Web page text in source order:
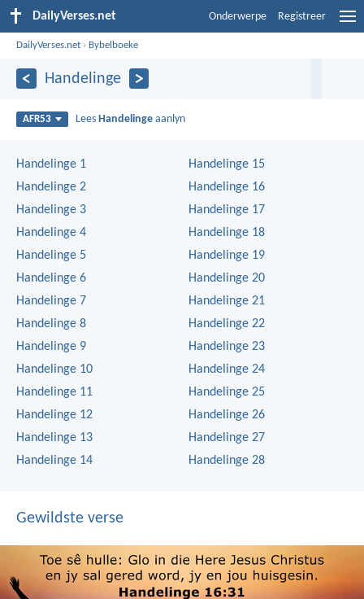
DailyVerses.net Onderwerpe Registreer
DailyVerses.net › Bybelboeke
Handelinge
AFR53 Lees Handelinge aanlyn
Handelinge 1
Handelinge 2
Handelinge 3
Handelinge 4
Handelinge 5
Handelinge 6
Handelinge 7
Handelinge 8
Handelinge 9
Handelinge 10
Handelinge 11
Handelinge 12
Handelinge 13
Handelinge 14
Handelinge 15
Handelinge 16
Handelinge 17
Handelinge 18
Handelinge 19
Handelinge 20
Handelinge 21
Handelinge 22
Handelinge 23
Handelinge 24
Handelinge 25
Handelinge 26
Handelinge 27
Handelinge 28
Gewildste verse